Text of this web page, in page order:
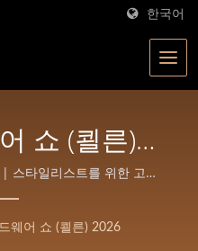
한국어
쇼 (쾰른)
ISO 인증 가
Eversharp
스타일리스트를 위한 고정
가위
웨어 쇼 (쾰른) 2026